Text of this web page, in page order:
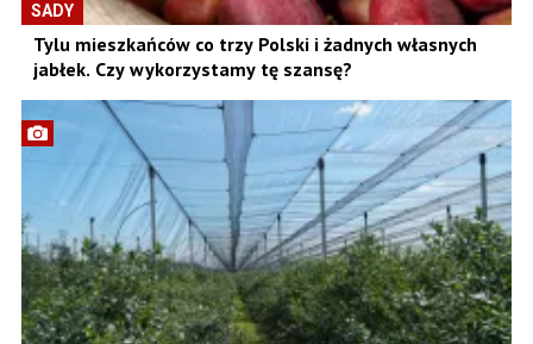
SADY
Tylu mieszkańców co trzy Polski i żadnych własnych
jabłek. Czy wykorzystamy tę szansę?